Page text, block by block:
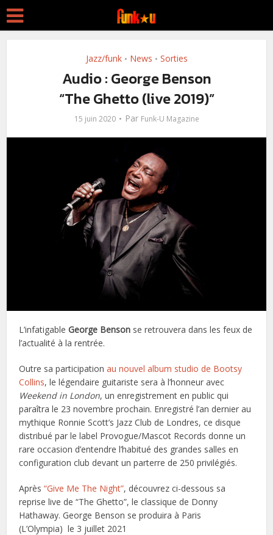
Jazz/funk • News • Sorties
Audio : George Benson
“The Ghetto (live 2019)”
15 juin 2020 Par Funk-U Magazine
L’infatigableGeorge Benson se retrouvera dans les feux de
l’actualité à la rentrée.
Outre sa participation au nouvel album studio de Bootsy
Collins, le légendaire guitariste sera à l’honneur avec
Weekend in London, un enregistrement en public qui
paraîtra le 23 novembre prochain. Enregistré l’an dernier au
mythique Ronnie Scott’s Jazz Club de Londres, ce disque
distribué par le label Provogue/Mascot Records donne un
rare occasion d’entendre l’habitué des grandes salles en
configuration club devant un parterre de 250 privilégiés.
Après“Give Me The Night”, découvrez ci-dessous sa
reprise live de “The Ghetto”, le classique de Donny
Hathaway. George Benson se produira à Paris
(L’Olympia) le 3 juillet 2021